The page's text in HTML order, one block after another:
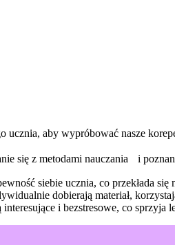
ucznia, aby wypróbować nasze
się z metodami nauczania i
siebie ucznia, co przekłada
dobierają materiał,
i bezstresowe, co sprzyja